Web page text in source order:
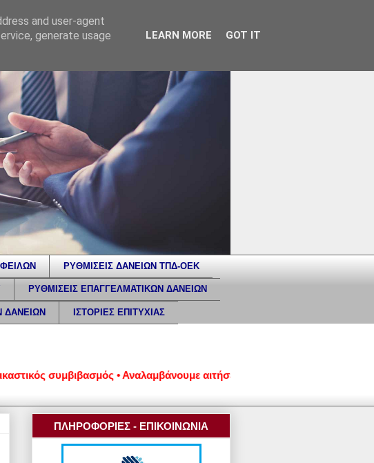
ΡΥΘΜΙΣΕΙΣ ΔΑΝΕΙΩΝ ΤΠΔ-ΟΕΚ
ΡΥΘΜΙΣΕΙΣ ΕΠΑΓΓΕΛΜΑΤΙΚΩΝ ΔΑΝΕΙΩΝ
ΔΑΝΕΙΩΝ ΙΣΤΟΡΙΕΣ ΕΠΙΤΥΧΙΑΣ
• Αναλαμβάνουμε αιτήσεις επαναπροσδιορισμού των
ΠΛΗΡΟΦΟΡΙΕΣ - ΕΠΙΚΟΙΝΩΝΙΑ
and user-agent
generate usage
LEARN MORE GOT IT